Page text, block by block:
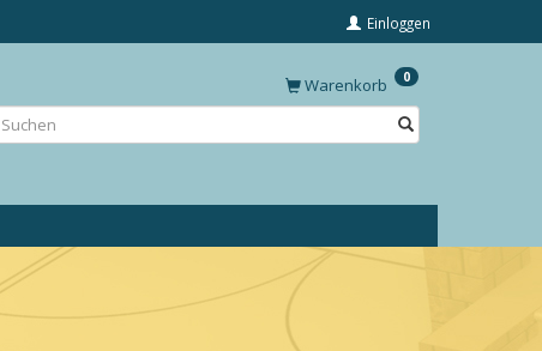
Einloggen
Warenkorb 0